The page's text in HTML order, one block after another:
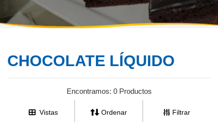
CHOCOLATE LÍQUIDO
Encontramos: 0 Productos
Vistas Ordenar Filtrar